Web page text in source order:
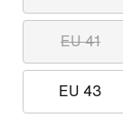
EU 41
EU 43